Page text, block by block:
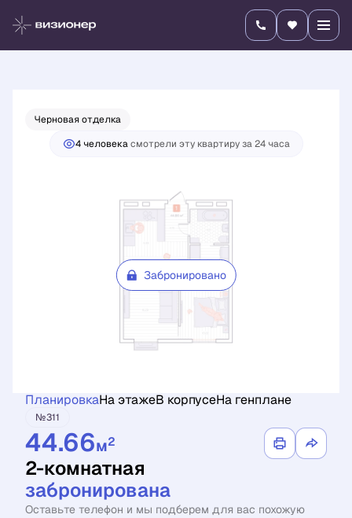
2-комнатная Цена по запросу
Черновая отделка
4 человекaсмотрели эту квартиру за 24 часа
Забронировано
ПланировкаНа этажеВ корпусеНа генплане
№311
44.66м2
2-комнатная
забронирована
Оставьте телефон и мы подберем для вас похожую